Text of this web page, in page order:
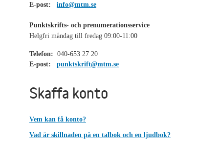
E-post:
info@mtm.se
Punktskrifts- och prenumerationsservice
Helgfri måndag till fredag 09:00-11:00
Telefon: 040-653 27 20
E-post:
punktskrift@mtm.se
Skaffa konto
Vem kan få konto?
Vad är skillnaden på en talbok och en ljudbok?